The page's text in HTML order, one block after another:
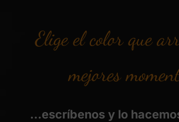
Elige el color que
mejores
…escríbenos y lo